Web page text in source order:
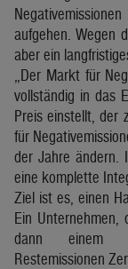
aufgehen. Wegen
aber ein
„Der Markt für
vollständig in das
Preis einstellt, der
für
der Jahre ändern.
eine komplette
Ziel ist es, einen
Ein Unternehmen,
dann einem
Restemissionen